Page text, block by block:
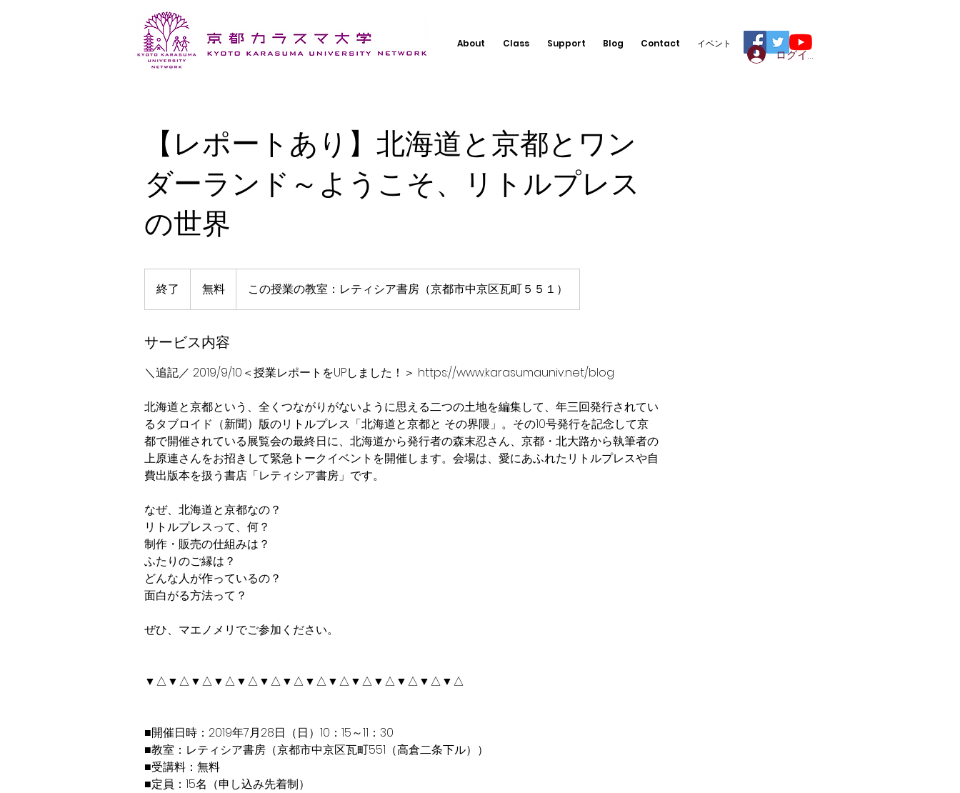
About Class Support Blog Contact イベント
ログイン
【レポートあり】北海道と京都とワン
ダーランド～ようこそ、リトルプレス
の世界
終了
了
無料 この授業の教室：レティシア書房（京都市中京区瓦町５５１）
サービス内容
＼追記／ 2019/9/10＜授業レポートをUPしました！＞ https://www.karasumauniv.net/blog
北海道と京都という、全くつながりがないように思える二つの土地を編集して、年三回発行されてい
るタブロイド（新聞）版のリトルプレス「北海道と京都と その界隈」。その10号発行を記念して京
都で開催されている展覧会の最終日に、北海道から発行者の森末忍さん、京都・北大路から執筆者の
上原連さんをお招きして緊急トークイベントを開催します。会場は、愛にあふれたリトルプレスや自
費出版本を扱う書店「レティシア書房」です。
なぜ、北海道と京都なの？
リトルプレスって、何？
制作・販売の仕組みは？
ふたりのご縁は？
どんな人が作っているの？
面白がる方法って？
ぜひ、マエノメリでご参加ください。
▼△▼△▼△▼△▼△▼△▼△▼△▼△▼△▼△▼△▼△▼△
■開催日時：2019年7月28日（日）10：15～11：30
■教室：レティシア書房（京都市中京区瓦町551（高倉二条下ル））
■受講料：無料
■定員：15名（申し込み先着制）